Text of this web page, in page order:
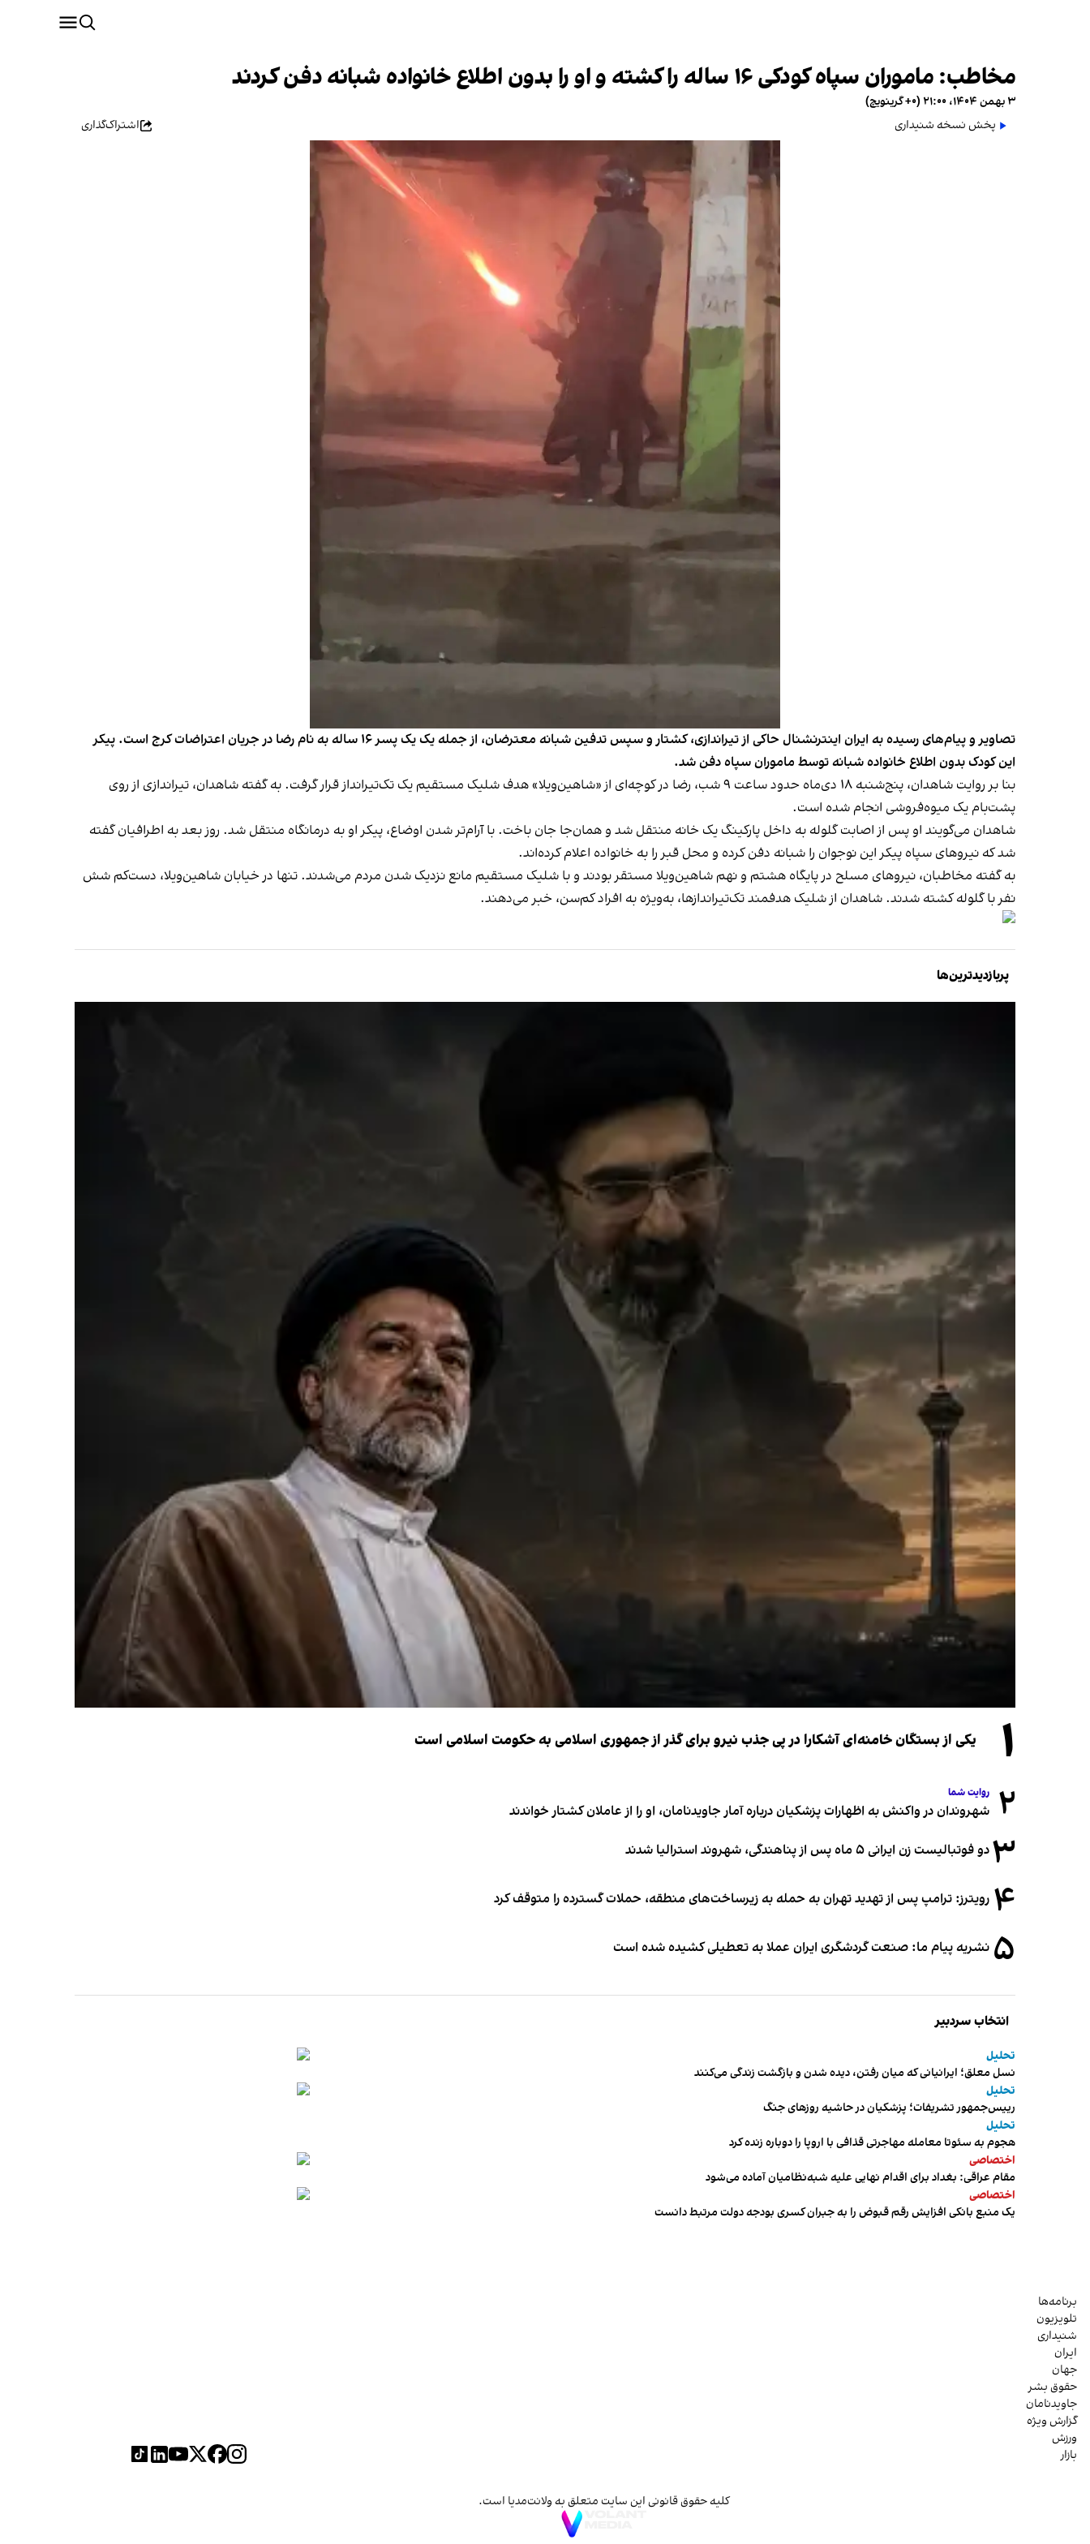
مخاطب: ماموران سپاه کودکی ۱۶ ساله را کشته و او را بدون اطلاع خانواده شبانه دفن کردند
۳ بهمن ۱۴۰۴، ۲۱:۰۰ (‎+۰ گرینویچ)
پخش نسخه شنیداری
اشتراک‌گذاری
تصاویر و پیام‌های رسیده به ایران اینترنشنال حاکی از تیراندازی، کشتار و سپس تدفین شبانه معترضان، از جمله یک یک پسر ۱۶ ساله به نام رضا در جریان اعتراضات کرج است. پیکر
این کودک بدون اطلاع خانواده شبانه توسط ماموران سپاه دفن شد.
بنا بر روایت شاهدان، پنج‌شنبه ۱۸ دی‌ماه حدود ساعت ۹ شب، رضا در کوچه‌ای از «شاهین‌ویلا» هدف شلیک مستقیم یک تک‌تیرانداز قرار گرفت. به گفته شاهدان، تیراندازی از روی
پشت‌بام یک میوه‌فروشی انجام شده است.
شاهدان می‌گویند او پس از اصابت گلوله به داخل پارکینگ یک خانه منتقل شد و همان‌جا جان باخت. با آرام‌تر شدن اوضاع، پیکر او به درمانگاه منتقل شد. روز بعد به اطرافیان گفته
شد که نیروهای سپاه پیکر این نوجوان را شبانه دفن کرده و محل قبر را به خانواده اعلام کرده‌اند.
به گفته مخاطبان، نیروهای مسلح در پایگاه هشتم و نهم شاهین‌ویلا مستقر بودند و با شلیک مستقیم مانع نزدیک شدن مردم می‌شدند. تنها در خیابان شاهین‌ویلا، دست‌کم شش
نفر با گلوله کشته شدند. شاهدان از شلیک هدفمند تک‌تیراندازها، به‌ویژه به افراد کم‌سن، خبر می‌دهند.
پربازدیدترین‌ها
۱ یکی از بستگان خامنه‌ای آشکارا در پی جذب نیرو برای گذر از جمهوری اسلامی به حکومت اسلامی است
۲ روایت شما
شهروندان در واکنش به اظهارات پزشکیان درباره آمار جاویدنامان، او را از عاملان کشتار خواندند
۳دو فوتبالیست زن ایرانی ۵ ماه پس از پناهندگی، شهروند استرالیا شدند
۴ رویترز: ترامپ پس از تهدید تهران به حمله به زیرساخت‌های منطقه، حملات گسترده را متوقف کرد
۵ نشریه پیام ما: صنعت گردشگری ایران عملا به تعطیلی کشیده شده است
انتخاب سردبیر
تحلیل
نسل معلق؛ ایرانیانی که میان رفتن، دیده شدن و بازگشت زندگی می‌کنند
تحلیل
رییس‌جمهور تشریفات؛ پزشکیان در حاشیه روزهای جنگ
تحلیل
هجوم به سئوتا معامله مهاجرتی قذافی با اروپا را دوباره زنده کرد
اختصاصی
مقام عراقی: بغداد برای اقدام نهایی علیه شبه‌نظامیان آماده می‌شود
اختصاصی
یک منبع بانکی افزایش رقم قبوض را به جبران کسری بودجه دولت مرتبط دانست
برنامه‌ها
تلویزیون
شنیداری
ایران
جهان
حقوق بشر
جاویدنامان
گزارش ویژه
ورزش
بازار
کلیه حقوق قانونی این سایت متعلق به ولانت‌مدیا است.